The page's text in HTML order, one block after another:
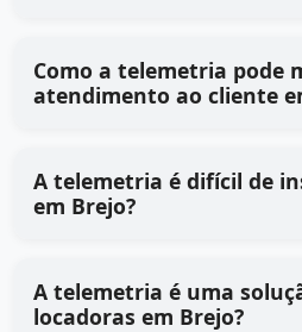
Como a telemetria pode
atendimento ao cliente
A telemetria é difícil de
em Brejo?
A telemetria é uma
locadoras em Brejo?